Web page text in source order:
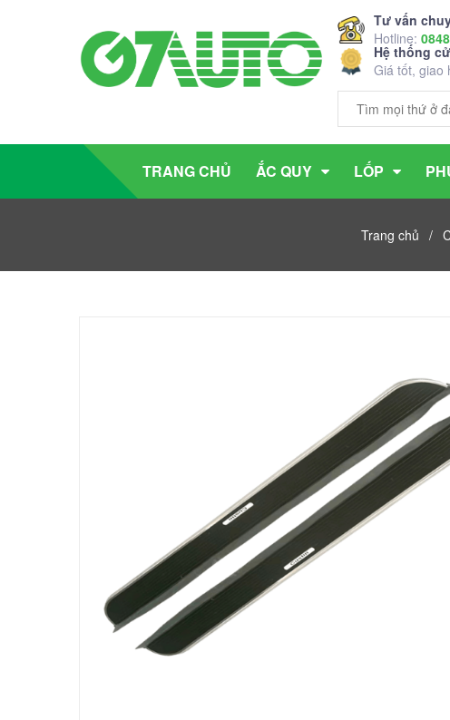
Tư vấn
Hotline:
Hệ thống
Giá tốt, giao
TRANG CHỦ ẮC QUY LỐP
Trang chủ /